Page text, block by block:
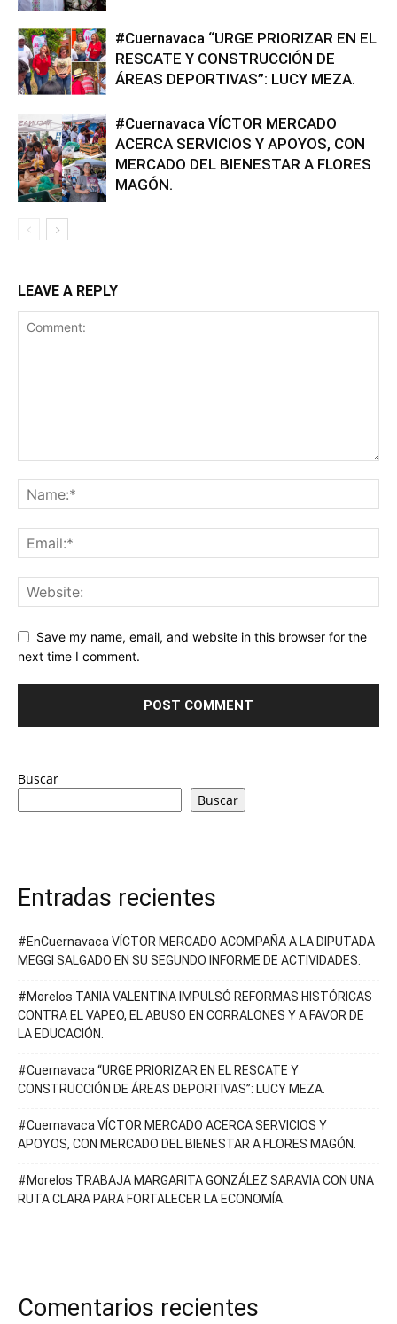
#Cuernavaca “URGE PRIORIZAR EN EL
RESCATE Y CONSTRUCCIÓN DE
ÁREAS DEPORTIVAS”: LUCY MEZA.
#Cuernavaca VÍCTOR MERCADO
ACERCA SERVICIOS Y APOYOS, CON
MERCADO DEL BIENESTAR A FLORES
MAGÓN.
LEAVE A REPLY
Save my name, email, and website in this browser for the
next time I comment.
Buscar
Buscar
Entradas recientes
#EnCuernavaca VÍCTOR MERCADO ACOMPAÑA A LA DIPUTADA
MEGGI SALGADO EN SU SEGUNDO INFORME DE ACTIVIDADES.
#Morelos TANIA VALENTINA IMPULSÓ REFORMAS HISTÓRICAS
CONTRA EL VAPEO, EL ABUSO EN CORRALONES Y A FAVOR DE
LA EDUCACIÓN.
#Cuernavaca “URGE PRIORIZAR EN EL RESCATE Y
CONSTRUCCIÓN DE ÁREAS DEPORTIVAS”: LUCY MEZA.
#Cuernavaca VÍCTOR MERCADO ACERCA SERVICIOS Y
APOYOS, CON MERCADO DEL BIENESTAR A FLORES MAGÓN.
#Morelos TRABAJA MARGARITA GONZÁLEZ SARAVIA CON UNA
RUTA CLARA PARA FORTALECER LA ECONOMÍA.
Comentarios recientes